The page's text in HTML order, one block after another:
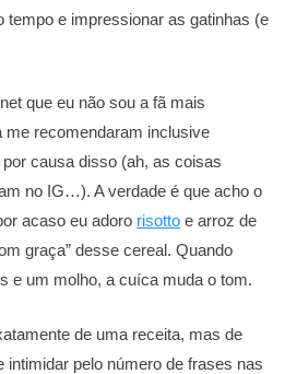
tempo e impressionar as gatinhas (e
que eu não sou a fã mais
recomendaram inclusive
causa disso (ah, as coisas
no IG…). A verdade é que acho o
acaso eu adoro risotto e arroz de
graça” desse cereal. Quando
e um molho, a cuíca muda o tom.
de uma receita, mas de
intimidar pelo número de frases nas